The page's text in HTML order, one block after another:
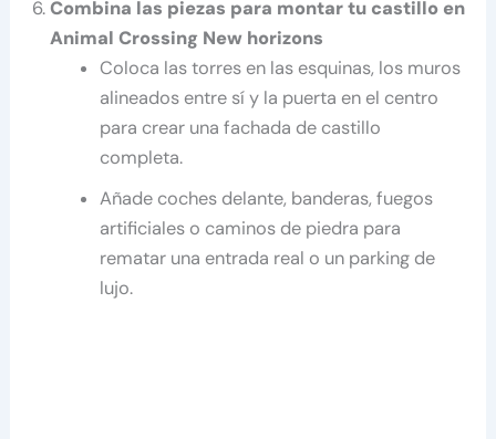
Combina las piezas para montar tu castillo en
Animal Crossing New horizons
Coloca las torres en las esquinas, los muros
alineados entre sí y la puerta en el centro
para crear una fachada de castillo
completa.
Añade coches delante, banderas, fuegos
artificiales o caminos de piedra para
rematar una entrada real o un parking de
lujo.